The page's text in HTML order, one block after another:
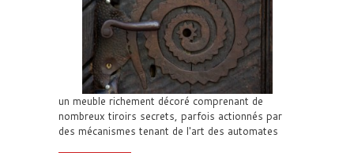
un meuble richement décoré comprenant de
nombreux tiroirs secrets, parfois actionnés par
des mécanismes tenant de l'art des automates